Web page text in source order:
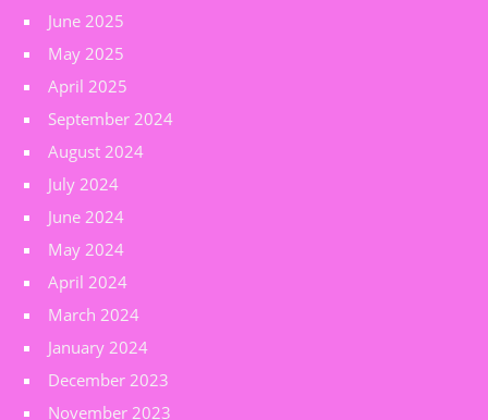
June 2025
May 2025
April 2025
September 2024
August 2024
July 2024
June 2024
May 2024
April 2024
March 2024
January 2024
December 2023
November 2023